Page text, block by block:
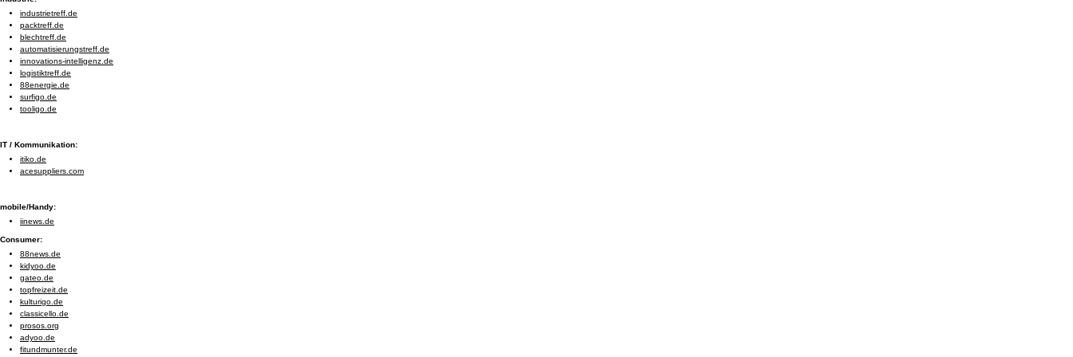
industrietreff.de
packtreff.de
blechtreff.de
automatisierungstreff.de
innovations-intelligenz.de
logistiktreff.de
88energie.de
surfigo.de
tooligo.de
IT / Kommunikation:
itiko.de
acesuppliers.com
mobile/Handy:
iinews.de
Consumer:
88news.de
kidyoo.de
gateo.de
topfreizeit.de
kulturigo.de
classicello.de
prosos.org
adyoo.de
fitundmunter.de